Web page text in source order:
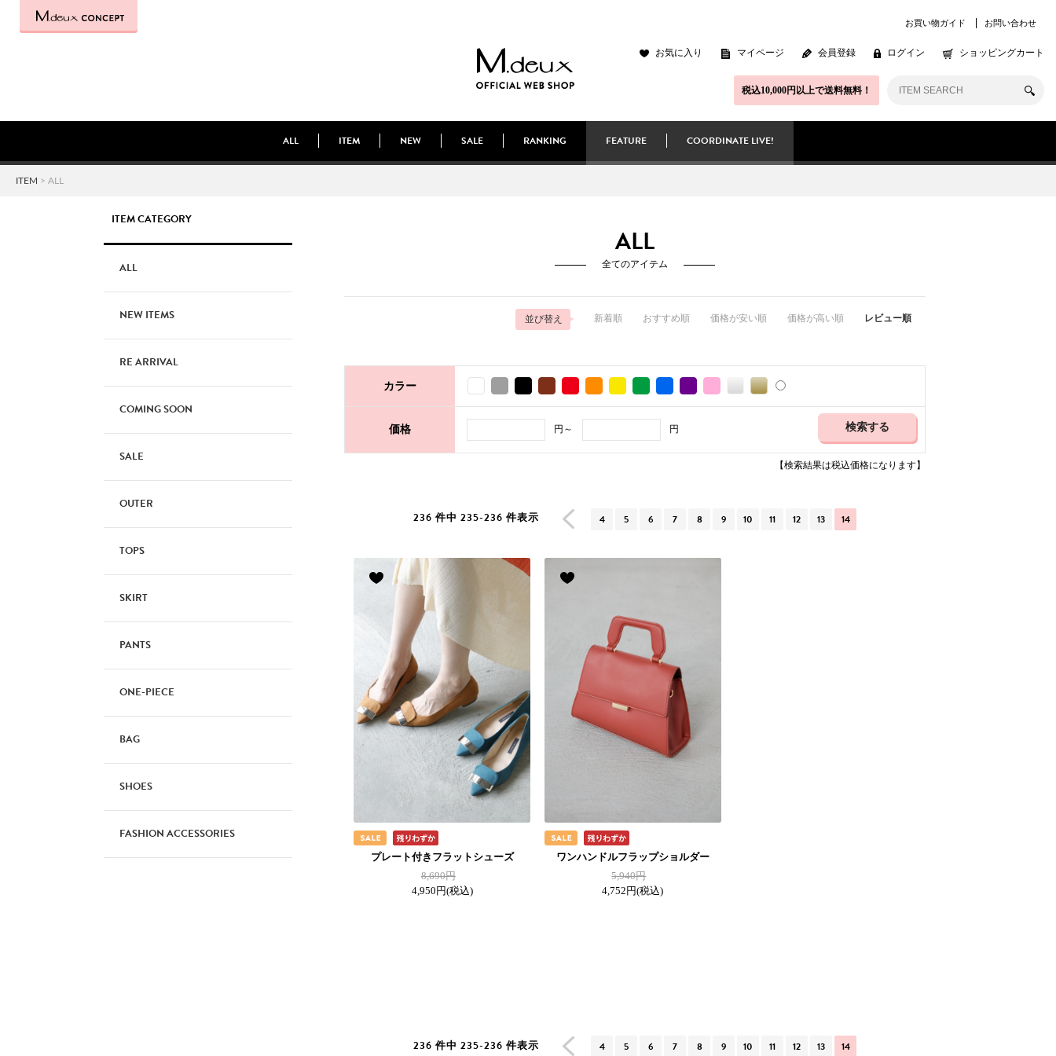
お買い物ガイド お問い合わせ
お気に入り マイページ 会員登録 ログイン ショッピングカート
税込10,000円以上で送料無料！
ALL ITEM NEW SALE RANKING FEATURE COORDINATE LIVE!
ITEM > ALL
ITEM CATEGORY
ALL
NEW ITEMS
RE ARRIVAL
COMING SOON
SALE
OUTER
TOPS
SKIRT
PANTS
ONE-PIECE
BAG
SHOES
FASHION ACCESSORIES
ALL
全てのアイテム
並び替え 新着順 おすすめ順 価格が安い順 価格が高い順 レビュー順
カラー
価格 円～ 円
【検索結果は税込価格になります】
236 件中 235-236 件表示 4 5 6 7 8 9 10 11 12 13 14
プレート付きフラットシューズ
8,690円
4,950円(税込)
ワンハンドルフラップショルダー
5,940円
4,752円(税込)
236 件中 235-236 件表示 4 5 6 7 8 9 10 11 12 13 14